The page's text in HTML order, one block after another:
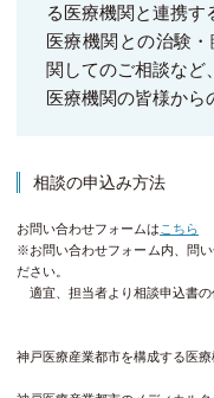
る医療機関と連携す
医療機関との治験
関してのご相談など
医療機関の皆様から
相談の申込み方法
お問い合わせフォームは こちら
※お問い合わせフォーム内、問
ださい。
適宜、担当者より相談申込書の
神戸医療産業都市を構成する医